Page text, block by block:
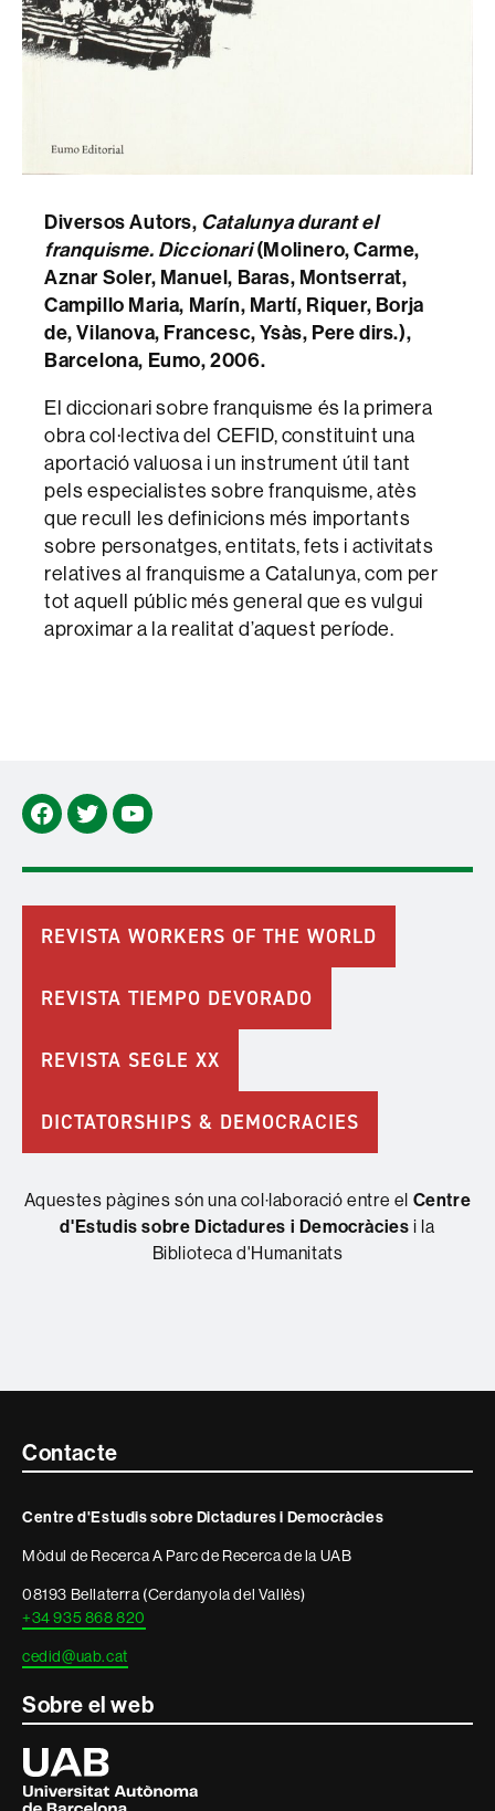
Diversos Autors, Catalunya durant el
franquisme. Diccionari(Molinero, Carme,
Aznar Soler, Manuel, Baras, Montserrat,
Campillo Maria, Marín, Martí, Riquer, Borja
de, Vilanova, Francesc, Ysàs, Pere dirs.),
Barcelona, Eumo, 2006.
El diccionari sobre franquisme és la primera
obra col·lectiva del CEFID, constituint una
aportació valuosa i un instrument útil tant
pels especialistes sobre franquisme, atès
que recull les definicions més importants
sobre personatges, entitats, fets i activitats
relatives al franquisme a Catalunya, com per
tot aquell públic més general que es vulgui
aproximar a la realitat d’aquest període.
Facebook
TwitterYoutube
REVISTA WORKERS OF THE WORLD
REVISTA TIEMPO DEVORADO
REVISTA SEGLE XX
DICTATORSHIPS & DEMOCRACIES
Aquestes pàgines són una col·laboració entre el Centre
d'Estudis sobre Dictadures i Democràcies i la
Biblioteca d'Humanitats
Contacte
informació
legal
Contacte
Centre d'Estudis sobre Dictadures i Democràcies
Mòdul de Recerca A Parc de Recerca de la UAB
08193 Bellaterra (Cerdanyola del Vallès)
+34 935 868 820
cedid@uab.cat
Sobre el web
Universitat
Autònoma
de